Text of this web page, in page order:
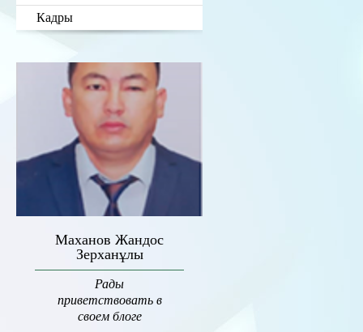
Кадры
Маханов Жандос
Зерханұлы
Рады
приветствовать в
своем блоге